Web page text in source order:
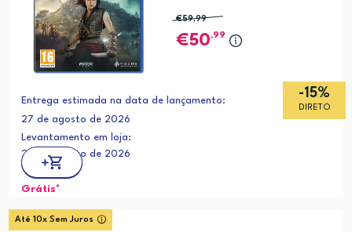
-15%
DIRETO
€59,99
50,99
Entrega estimada na data de lançamento:
27 de agosto de 2026
Levantamento em loja:
27 de agosto de 2026
Grátis*
Até 10x Sem Juros